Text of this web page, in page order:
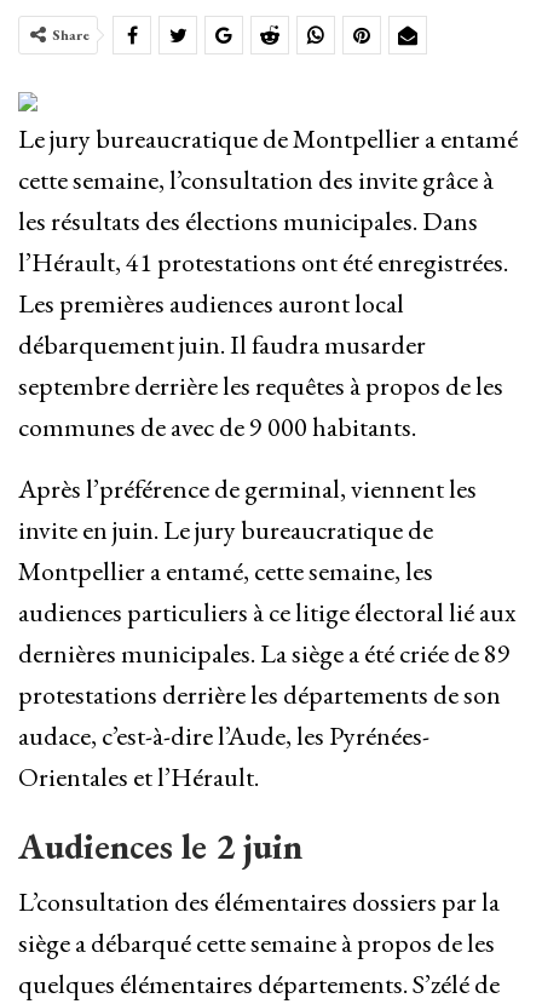
Share
Le jury bureaucratique de Montpellier a entamé
cette semaine, l’consultation des invite grâce à
les résultats des élections municipales. Dans
l’Hérault, 41 protestations ont été enregistrées.
Les premières audiences auront local
débarquement juin. Il faudra musarder
septembre derrière les requêtes à propos de les
communes de avec de 9 000 habitants.
Après l’préférence de germinal, viennent les
invite en juin. Le jury bureaucratique de
Montpellier a entamé, cette semaine, les
audiences particuliers à ce litige électoral lié aux
dernières municipales. La siège a été criée de 89
protestations derrière les départements de son
audace, c’est-à-dire l’Aude, les Pyrénées-
Orientales et l’Hérault.
Audiences le 2 juin
L’consultation des élémentaires dossiers par la
siège a débarqué cette semaine à propos de les
quelques élémentaires départements. S’zélé de